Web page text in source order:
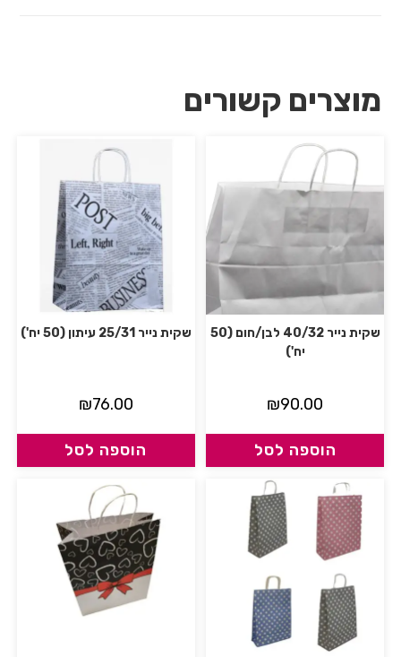
מוצרים קשורים
שקית נייר 40/32 לבן/חום (50
יח')
₪90.00
הוספה לסל
שקית נייר 25/31 עיתון (50 יח')
₪76.00
הוספה לסל